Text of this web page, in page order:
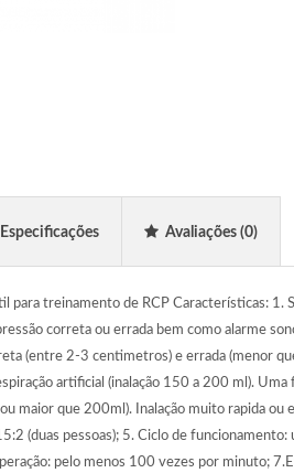
Especificações Avaliações(0)
treinamento de RCP Características: 1.
correta ou errada bem como alarme
(entre 2-3 centimetros) e errada (menor
artificial (inalação 150 a 200 ml).
maior que 200ml). Inalação muito rapida ou
(duas pessoas); 5. Ciclo de
pelo menos 100 vezes por minuto;